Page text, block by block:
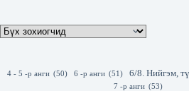
4 - 5 -р анги (50) 6 -р анги (51) 6/8. Нийгэм,
7 -р анги (53)